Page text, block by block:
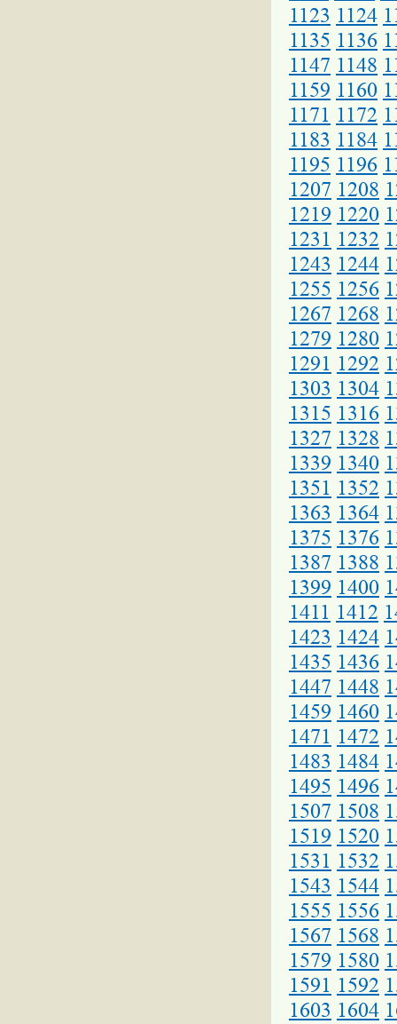
1123 1124
1135 1136
1147 1148
1159 1160
1171 1172
1183 1184
1195 1196
1207 1208
1219 1220
1231 1232
1243 1244
1255 1256
1267 1268
1279 1280
1291 1292
1303 1304
1315 1316
1327 1328
1339 1340
1351 1352
1363 1364
1375 1376
1387 1388
1399 1400
1411 1412
1423 1424
1435 1436
1447 1448
1459 1460
1471 1472
1483 1484
1495 1496
1507 1508
1519 1520
1531 1532
1543 1544
1555 1556
1567 1568
1579 1580
1591 1592
1603 1604